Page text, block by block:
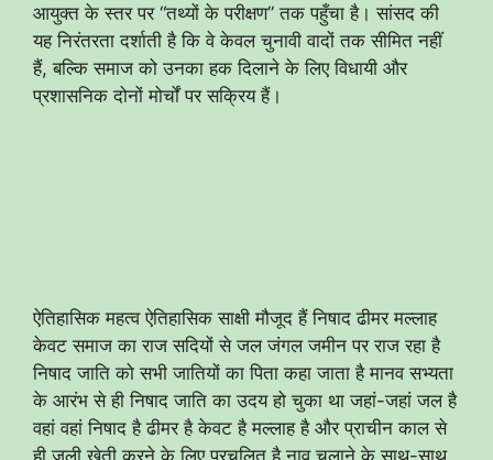
आयुक्त के स्तर पर “तथ्यों के परीक्षण” तक पहुँचा है। सांसद की
यह निरंतरता दर्शाती है कि वे केवल चुनावी वादों तक सीमित नहीं
हैं, बल्कि समाज को उनका हक दिलाने के लिए विधायी और
प्रशासनिक दोनों मोर्चों पर सक्रिय हैं।
ऐतिहासिक महत्व ऐतिहासिक साक्षी मौजूद हैं निषाद ढीमर मल्लाह
केवट समाज का राज सदियों से जल जंगल जमीन पर राज रहा है
निषाद जाति को सभी जातियों का पिता कहा जाता है मानव सभ्यता
के आरंभ से ही निषाद जाति का उदय हो चुका था जहां-जहां जल है
वहां वहां निषाद है ढीमर है केवट है मल्लाह है और प्राचीन काल से
ही जली खेती करने के लिए प्रचलित है नाव चलाने के साथ-साथ